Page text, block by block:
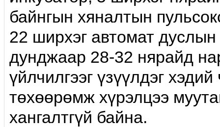
байнгын хяналтын
22 ширхэг автомат дуслын
дунджаар 28-32 нярайд
үйлчилгээг үзүүлдэг
төхөөрөмж хүрэлцээ
хангалтгүй байна.